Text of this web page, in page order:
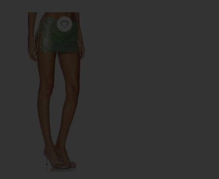
Favorite ЮБКА METALLIC